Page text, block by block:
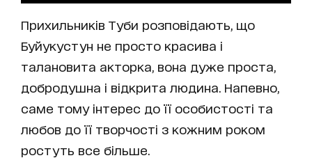
Прихильників Туби розповідають, що
Буйукустун не просто красива і
талановита акторка, вона дуже проста,
добродушна і відкрита людина. Напевно,
саме тому інтерес до її особистості та
любов до її творчості з кожним роком
ростуть все більше.